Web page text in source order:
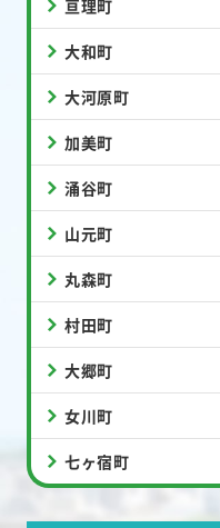
亘理町
大和町
大河原町
加美町
涌谷町
山元町
丸森町
村田町
大郷町
女川町
七ヶ宿町